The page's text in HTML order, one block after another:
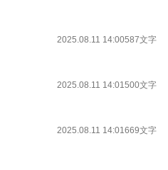
2025.08.11 14:00587文字
2025.08.11 14:01500文字
2025.08.11 14:01669文字